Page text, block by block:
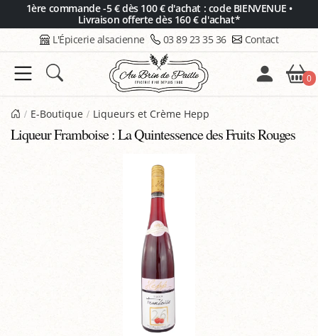
1ère commande -5 € dès 100 € d'achat : code BIENVENUE •
Livraison offerte dès 160 € d'achat*
L'Épicerie alsacienne 03 89 23 35 36 Contact
0
E-Boutique Liqueurs et Crème Hepp
Liqueur Framboise : La Quintessence des Fruits Rouges
Panneau de gestion des cookies